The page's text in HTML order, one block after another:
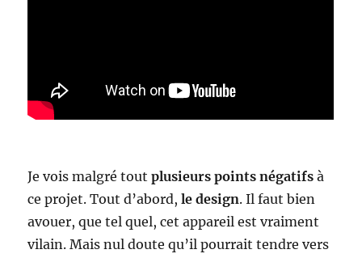
Je vois malgré toutplusieurs points négatifs à
ce projet. Tout d’abord,le design. Il faut bien
avouer, que tel quel, cet appareil est vraiment
vilain. Mais nul doute qu’il pourrait tendre vers